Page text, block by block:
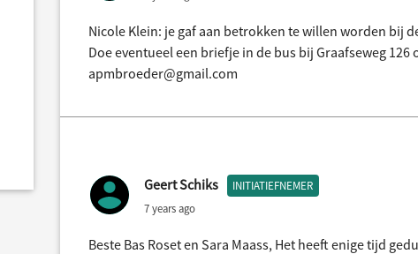
Nicole Klein: je gaf aan betrokken te willen worden bij
Doe eventueel een briefje in de bus bij Graafseweg 126
apmbroeder@gmail.com
Geert Schiks INITIATIEFNEMER
7 years ago
Beste Bas Roset en Sara Maass, Het heeft enige tijd